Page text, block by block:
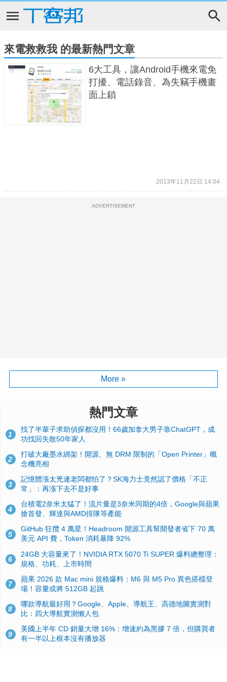
來電救救我 的最新熱門文章
6大工具，讓Android手機來電免
打擾、電話錄音、為失竊手機畫
面上鎖
2013年11月22日 14:04
ADVERTISEMENT
More »
熱門文章
1
找了半輩子求助偵探都沒用！66歲加拿大男子靠ChatGPT，成
功找回失散50年家人
2
打破大廠墨水綁架！開源、無 DRM 限制的「Open Printer」概
念機亮相
3
記憶體漲太兇連老闆都怕了？SK海力士竟然認了價格「不正
常」：再漲下去不是好事
4
台積電2奈米太猛了！流片量是3奈米同期的4倍，Google與蘋果
搶首發、輝達與AMD排隊等產能
5
GitHub 狂攬 4 萬星！Headroom 開源工具幫開發者省下 70 萬
美元 API 費，Token 消耗暴降 92%
6
24GB 大容量來了！NVIDIA RTX 5070 Ti SUPER 爆料總整理：
規格、功耗、上市時間
7
蘋果 2026 款 Mac mini 規格爆料：M6 與 M5 Pro 異色搭檔登
場！容量或將 512GB 起跳
8
哪款導航最好用？Google、Apple、導航王、高德地圖實測對
比：四大導航實測懶人包
9
美國上半年 CD 銷量大增 16%：增速約為黑膠 7 倍，但購買者
有一半以上根本沒有播放器